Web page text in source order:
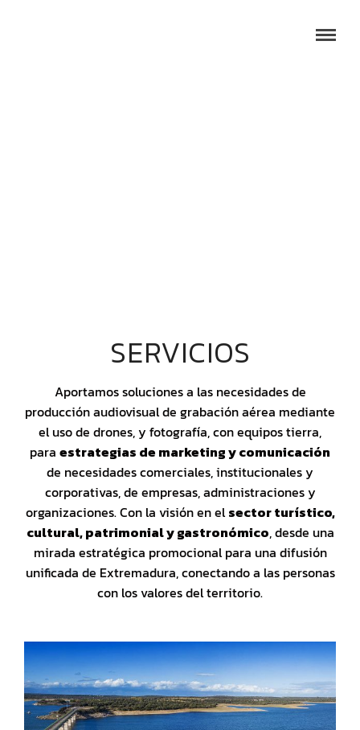
SERVICIOS
Aportamos soluciones a las necesidades de
producción audiovisual de grabación aérea mediante
el uso de drones, y fotografía, con equipos tierra,
para estrategias de marketing y comunicación
de necesidades comerciales, institucionales y
corporativas, de empresas, administraciones y
organizaciones. Con la visión en elsector turístico,
cultural, patrimonial y gastronómico, desde una
mirada estratégica promocional para una difusión
unificada de Extremadura, conectando a las personas
con los valores del territorio.